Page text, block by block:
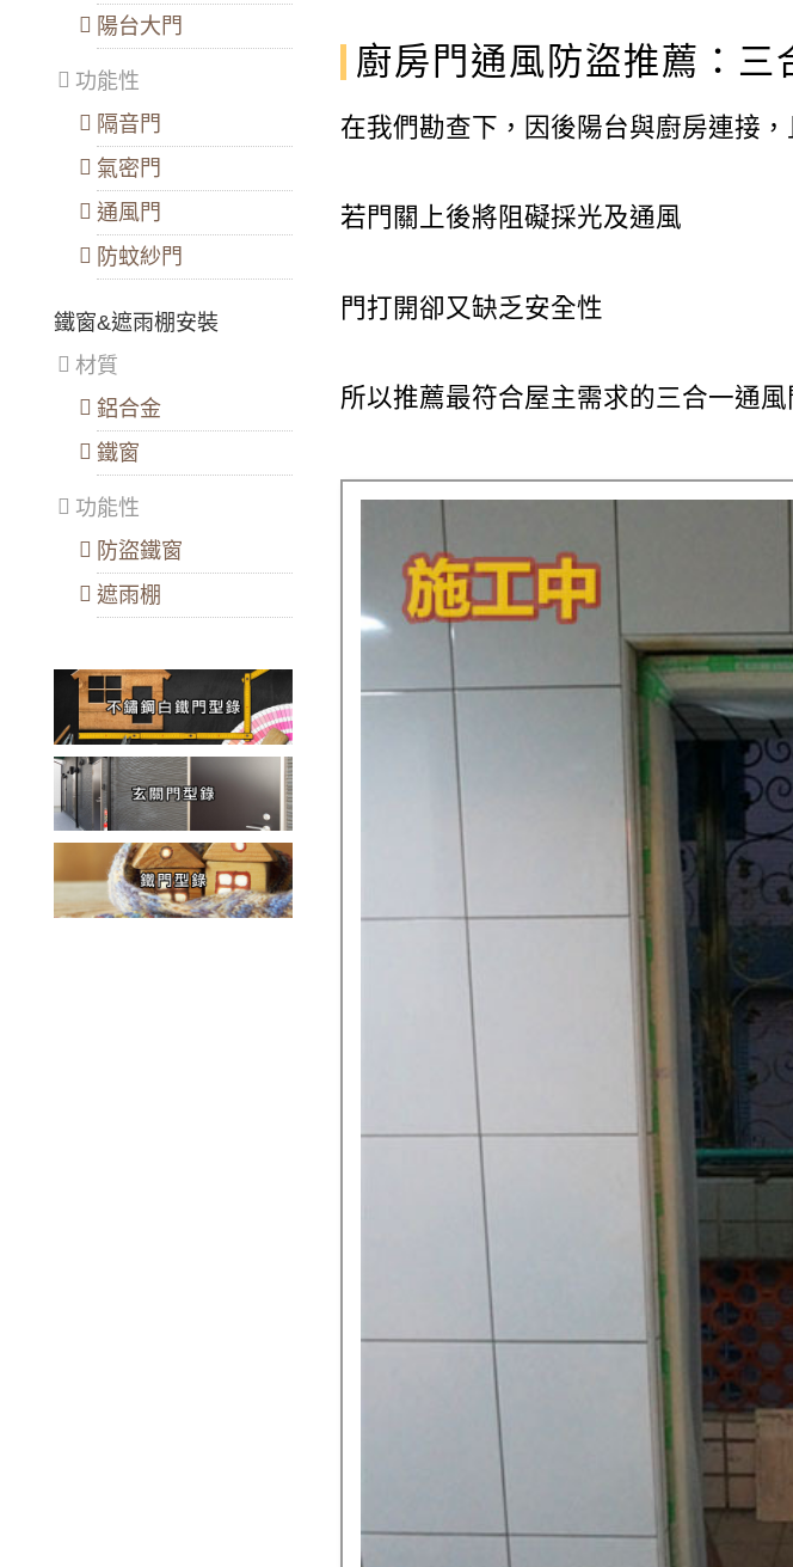
廚房門通風防盜推薦：三
在我們勘查下，因後陽台與廚房連接，
若門關上後將阻礙採光及通風
門打開卻又缺乏安全性
所以推薦最符合屋主需求的三合一通風
陽台大門
功能性
隔音門
氣密門
通風門
防蚊紗門
鐵窗&遮雨棚安裝
材質
鋁合金
鐵窗
功能性
防盜鐵窗
遮雨棚